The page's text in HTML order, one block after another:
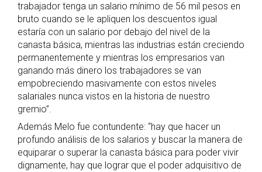
trabajador tenga un salario mínimo de 56 mil pesos en
bruto cuando se le apliquen los descuentos igual
estaría con un salario por debajo del nivel de la
canasta básica, mientras las industrias están creciendo
permanentemente y mientras los empresarios van
ganando más dinero los trabajadores se van
empobreciendo masivamente con estos niveles
salariales nunca vistos en la historia de nuestro
gremio”.
Además Melo fue contundente: “hay que hacer un
profundo análisis de los salarios y buscar la manera de
equiparar o superar la canasta básica para poder vivir
dignamente, hay que lograr que el poder adquisitivo de